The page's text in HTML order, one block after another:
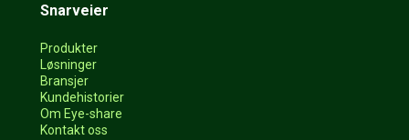
Snarveier
Produkter
Løsninger
Bransjer
Kundehistorier
Om Eye-share
Kontakt oss